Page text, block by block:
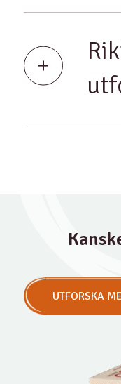
UTFORSKA